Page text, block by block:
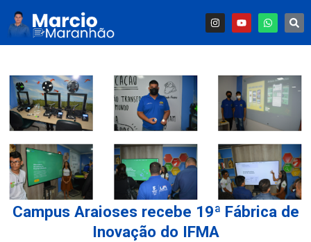
Campus Araioses recebe 19ª Fábrica de
Inovação do IFMA